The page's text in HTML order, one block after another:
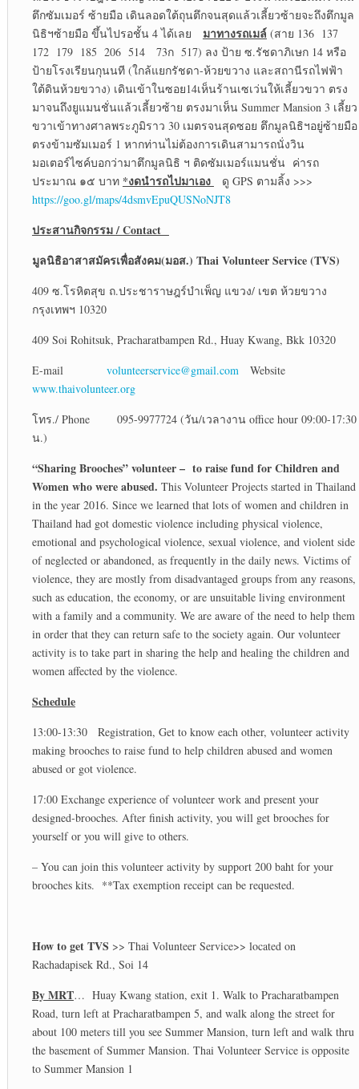
ตึกซัมเมอร์ ซ้ายมือ เดินลอดใต้ถุนตึกจนสุดแล้วเลี้ยวซ้ายจะถึงตึกมูล
นิธิฯซ้ายมือ ขึ้นไปรอชั้น 4 ได้เลย
มาทางรถเมล์ (สาย 136 137
172 179 185 206 514 73ก 517) ลง ป้าย ซ.รัชดาภิเษก 14 หรือ
ป้ายโรงเรียนกุนนที (ใกล้แยกรัชดา-ห้วยขวาง และสถานีรถไฟฟ้า
ใต้ดินห้วยขวาง) เดินเข้าในซอย14เห็นร้านเซเว่นให้เลี้ยวขวา ตรง
มาจนถึงยูแมนชั่นแล้วเลี้ยวซ้าย ตรงมาเห็น Summer Mansion 3 เลี้ยว
ขวาเข้าทางศาลพระภูมิราว 30 เมตรจนสุดซอย ตึกมูลนิธิฯอยู่ซ้ายมือ
ตรงข้ามซัมเมอร์ 1 หากท่านไม่ต้องการเดินสามารถนั่งวิน
มอเตอร์ไซค์บอกว่ามาตึกมูลนิธิ ฯ ติดซัมเมอร์แมนชั่น ค่ารถ
ประมาณ ๑๕ บาท *งดนำรถไปมาเอง
ดู GPS ตามลิ้ง >>>
https://goo.gl/maps/4dsmvEpuQUSNoNJT8
ประสานกิจกรรม/ Contact
มูลนิธิอาสาสมัครเพื่อสังคม(มอส.) Thai Volunteer Service (TVS)
409 ซ.โรหิตสุข ถ.ประชาราษฎร์บำเพ็ญ แขวง/ เขต ห้วยขวาง
กรุงเทพฯ 10320
409 Soi Rohitsuk, Pracharatbampen Rd., Huay Kwang, Bkk 10320
E-mail volunteerservice@gmail.com Website
www.thaivolunteer.org
โทร./ Phone 095-9977724 (วัน/เวลางาน office hour 09:00-17:30
น.)
“Sharing Brooches” volunteer – to raise fund for Children and
Women who were abused. This Volunteer Projects started in Thailand
in the year 2016. Since we learned that lots of women and children in
Thailand had got domestic violence including physical violence,
emotional and psychological violence, sexual violence, and violent side
of neglected or abandoned, as frequently in the daily news. Victims of
violence, they are mostly from disadvantaged groups from any reasons,
such as education, the economy, or are unsuitable living environment
with a family and a community. We are aware of the need to help them
in order that they can return safe to the society again. Our volunteer
activity is to take part in sharing the help and healing the children and
women affected by the violence.
Schedule
13:00-13:30 Registration, Get to know each other, volunteer activity
making brooches to raise fund to help children abused and women
abused or got violence.
17:00 Exchange experience of volunteer work and present your
designed-brooches. After finish activity, you will get brooches for
yourself or you will give to others.
– You can join this volunteer activity by support 200 baht for your
brooches kits. **Tax exemption receipt can be requested.
How to get TVS >> Thai Volunteer Service>> located on
Rachadapisek Rd., Soi 14
By MRT… Huay Kwang station, exit 1. Walk to Pracharatbampen
Road, turn left at Pracharatbampen 5, and walk along the street for
about 100 meters till you see Summer Mansion, turn left and walk thru
the basement of Summer Mansion. Thai Volunteer Service is opposite
to Summer Mansion 1